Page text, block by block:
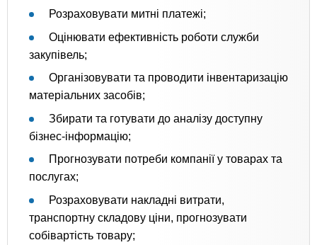
Розраховувати митні платежі;
Оцінювати ефективність роботи служби
закупівель;
Організовувати та проводити інвентаризацію
матеріальних засобів;
Збирати та готувати до аналізу доступну
бізнес-інформацію;
Прогнозувати потреби компанії у товарах та
послугах;
Розраховувати накладні витрати,
транспортну складову ціни, прогнозувати
собівартість товару;